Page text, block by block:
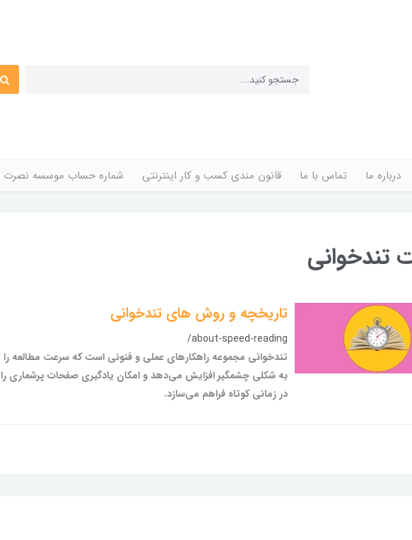
درباره ما تماس با ما قانون مندی کسب و کار اینترنتی شماره حساب موسسه نصرت
تندخوانی
تاریخچه و روش‌ های تندخوانی
/about-speed-reading
تندخوانی مجموعه راهکارهای عملی و فنونی است که سرعت مطالعه را
به شکلی چشمگیر افزایش می‌دهد و امکان یادگیری صفحات پرشماری را
در زمانی کوتاه فراهم می‌سازد.